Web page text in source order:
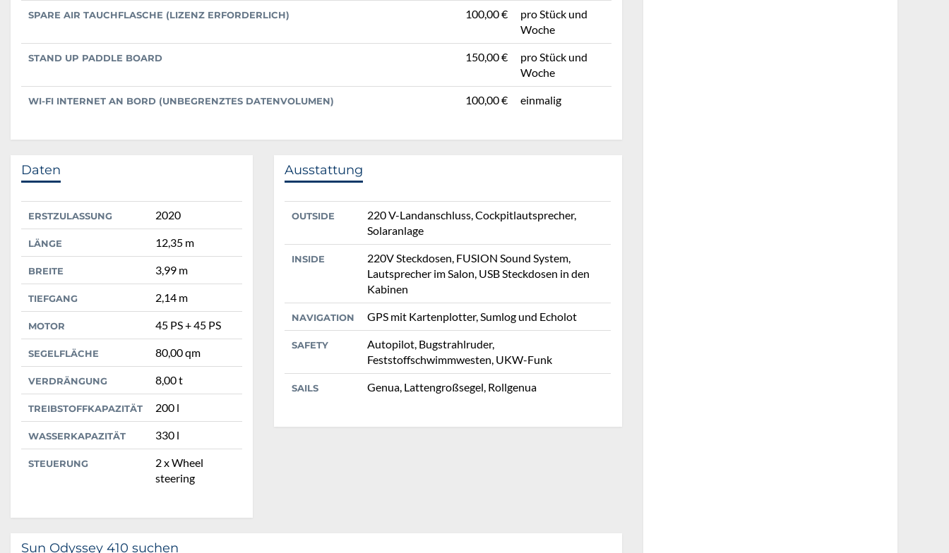
SPARE AIR TAUCHFLASCHE (LIZENZ ERFORDERLICH) 100,00 €
pro Stück und
Woche
STAND UP PADDLE BOARD 150,00 €
pro Stück und
Woche
WI-FI INTERNET AN BORD (UNBEGRENZTES DATENVOLUMEN) 100,00 € einmalig
Daten
ERSTZULASSUNG 2020
LÄNGE 12,35 m
BREITE 3,99 m
TIEFGANG 2,14 m
MOTOR 45 PS + 45 PS
SEGELFLÄCHE 80,00 qm
VERDRÄNGUNG 8,00 t
TREIBSTOFFKAPAZITÄT 200 l
WASSERKAPAZITÄT 330 l
STEUERUNG
2 x Wheel
steering
Ausstattung
OUTSIDE
220 V-Landanschluss, Cockpitlautsprecher,
Solaranlage
INSIDE
220V Steckdosen, FUSION Sound System,
Lautsprecher im Salon, USB Steckdosen in den
Kabinen
NAVIGATION GPS mit Kartenplotter, Sumlog und Echolot
SAFETY
Autopilot, Bugstrahlruder,
Feststoffschwimmwesten, UKW-Funk
SAILS Genua, Lattengroßsegel, Rollgenua
Sun Odyssey 410 suchen